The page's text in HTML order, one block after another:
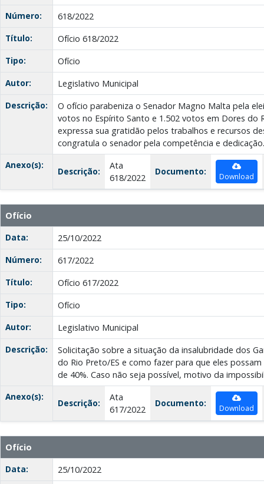
Número:
618/2022
Título:
Ofício 618/2022
Tipo:
Ofício
Autor:
Legislativo Municipal
Descrição:
O ofício parabeniza o Senador Magno Malta pela
votos no Espírito Santo e 1.502 votos em Dores do
expressa sua gratidão pelos trabalhos e recursos
congratula o senador pela competência e dedicação.
Anexo(s):
Descrição:
Ata
618/2022
Documento: Download
Ofício
Data:
25/10/2022
Número:
617/2022
Título:
Ofício 617/2022
Tipo:
Ofício
Autor:
Legislativo Municipal
Descrição:
Solicitação sobre a situação da insalubridade dos
do Rio Preto/ES e como fazer para que eles
de 40%. Caso não seja possível, motivo da
Anexo(s):
Descrição:
Ata
617/2022
Documento: Download
Ofício
Data:
25/10/2022